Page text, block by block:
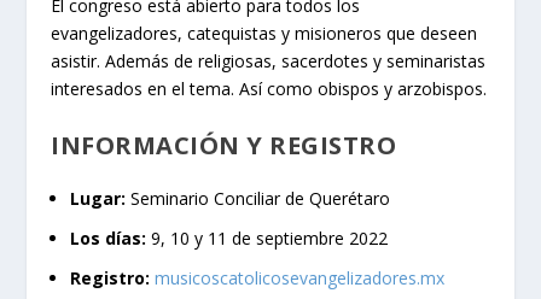
El congreso está abierto para todos los
evangelizadores, catequistas y misioneros que deseen
asistir. Además de religiosas, sacerdotes y seminaristas
interesados en el tema. Así como obispos y arzobispos.
INFORMACIÓN Y REGISTRO
Lugar:Seminario Conciliar de Querétaro
Los días:9, 10 y 11 de septiembre 2022
Registro: musicoscatolicosevangelizadores.mx